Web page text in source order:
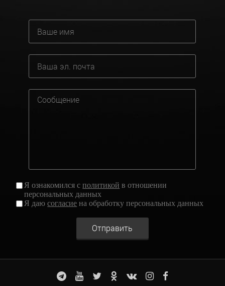
Я ознакомился сполитикой в отношении
персональных данных
Я даюсогласие на обработку персональных данных
Отправить